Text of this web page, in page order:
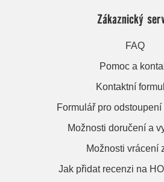
Zákaznický
FAQ
Pomoc a
Kontaktní
Formulář pro
Možnosti doručení a
Možnosti vrácení
Jak přidat recenzi na